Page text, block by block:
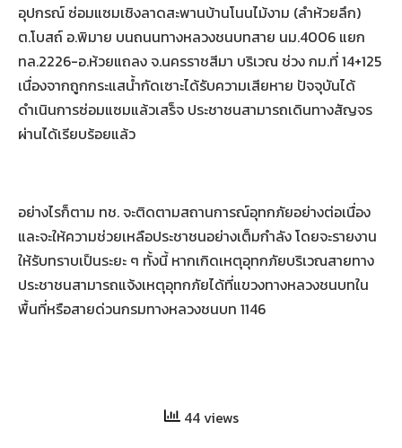
อุปกรณ์ ซ่อมแซมเชิงลาดสะพานบ้านโนนไม้งาม (ลำห้วยลึก)
ต.โบสถ์ อ.พิมาย บนถนนทางหลวงชนบทสาย นม.4006 แยก
ทล.2226-อ.ห้วยแถลง จ.นครราชสีมา บริเวณ ช่วง กม.ที่ 14+125
เนื่องจากถูกกระแสน้ำกัดเซาะได้รับความเสียหาย ปัจจุบันได้
ดำเนินการซ่อมแซมแล้วเสร็จ ประชาชนสามารถเดินทางสัญจร
ผ่านได้เรียบร้อยแล้ว
อย่างไรก็ตาม ทช. จะติดตามสถานการณ์อุทกภัยอย่างต่อเนื่อง
และจะให้ความช่วยเหลือประชาชนอย่างเต็มกำลัง โดยจะรายงาน
ให้รับทราบเป็นระยะ ๆ ทั้งนี้ หากเกิดเหตุอุทกภัยบริเวณสายทาง
ประชาชนสามารถแจ้งเหตุอุทกภัยได้ที่แขวงทางหลวงชนบทใน
พื้นที่หรือสายด่วนกรมทางหลวงชนบท 1146
44 views